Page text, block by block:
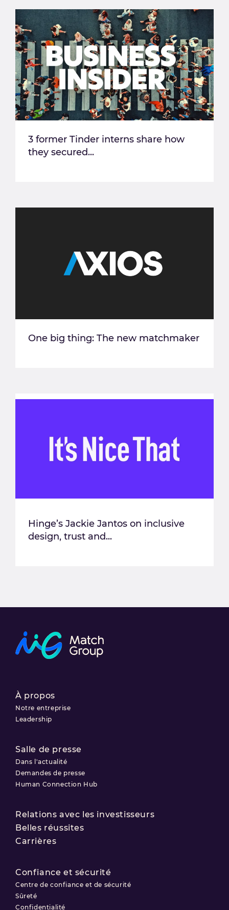
3 former Tinder interns share how
they secured...
One big thing: The new matchmaker
Hinge’s Jackie Jantos on inclusive
design, trust and...
À propos
Notre entreprise
Leadership
Salle de presse
Dans l'actualité
Demandes de presse
Human Connection Hub
Relations avec les investisseurs
Belles réussites
Carrières
Confiance et sécurité
Centre de confiance et de sécurité
Sûreté
Confidentialité